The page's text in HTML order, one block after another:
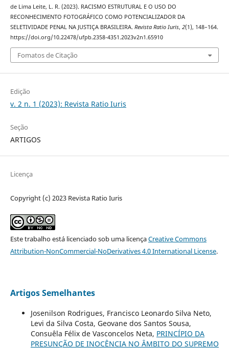
de Lima Leite, L. R. (2023). RACISMO ESTRUTURAL E O USO DO
RECONHECIMENTO FOTOGRÁFICO COMO POTENCIALIZADOR DA
SELETIVIDADE PENAL NA JUSTIÇA BRASILEIRA. Revista Ratio Iuris, 2(1), 148–164.
https://doi.org/10.22478/ufpb.2358-4351.2023v2n1.65910
Fomatos de Citação
Edição
v. 2 n. 1 (2023): Revista Ratio Iuris
Seção
ARTIGOS
Licença
Copyright (c) 2023 Revista Ratio Iuris
Este trabalho está licenciado sob uma licençaCreative Commons
Attribution-NonCommercial-NoDerivatives 4.0 International License.
Artigos Semelhantes
Josenilson Rodrigues, Francisco Leonardo Silva Neto,
Levi da Silva Costa, Geovane dos Santos Sousa,
Consuêla Félix de Vasconcelos Neta, PRINCÍPIO DA
PRESUNÇÃO DE INOCÊNCIA NO ÂMBITO DO SUPREMO